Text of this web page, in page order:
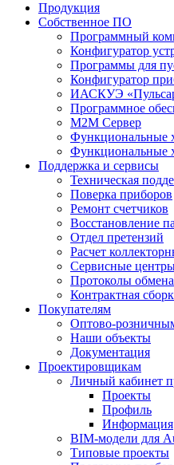
Продукция
Собственное ПО
Программный
Конфигуратор
Программы для
Конфигуратор
ИАСКУЭ
Программное
M2M Сервер
Функциональные
Функциональные
Поддержка и сервисы
Техническая
Поверка приборов
Ремонт счетчиков
Восстановление
Отдел претензий
Расчет
Сервисные
Протоколы обмена
Контрактная
Покупателям
Оптово-
Наши объекты
Документация
Проектировщикам
Личный кабинет
Проекты
Профиль
Информация
BIM-модели для
Типовые проекты